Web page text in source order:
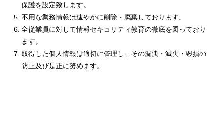
保護を設定致します。
不用な業務情報は速やかに削除・廃棄しております。
全従業員に対して情報セキュリティ教育の徹底を図っており
ます。
取得した個人情報は適切に管理し、その漏洩・滅失・毀損の
防止及び是正に努めます。